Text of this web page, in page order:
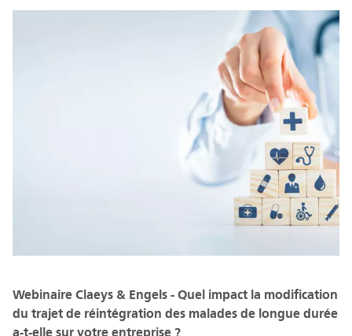
Webinaire Claeys & Engels - Quel impact la modification
du trajet de réintégration des malades de longue durée
a-t-elle sur votre entreprise ?